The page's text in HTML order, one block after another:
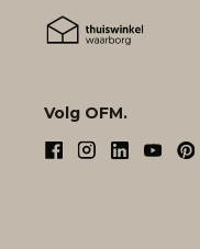
Volg OFM.